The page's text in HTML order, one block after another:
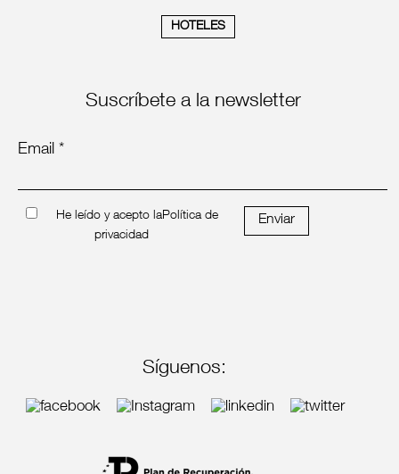
HOTELES
Suscríbete a la newsletter
Email *
He leído y acepto laPolítica de
privacidad
Enviar
Síguenos: